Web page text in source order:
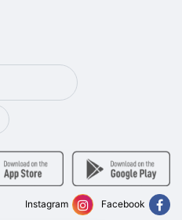
Facebook
Instagram